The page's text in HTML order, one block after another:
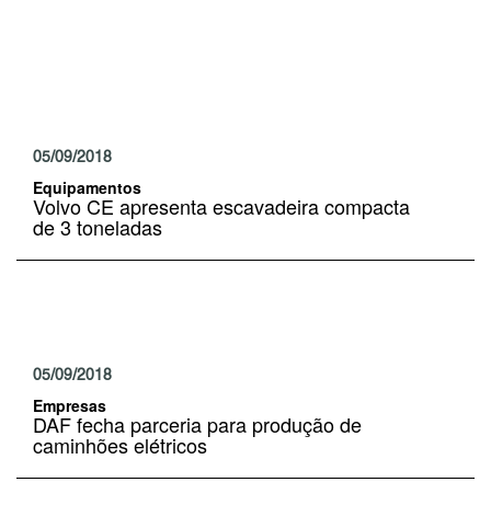
05/09/2018
Equipamentos
Volvo CE apresenta escavadeira compacta
de 3 toneladas
05/09/2018
Empresas
DAF fecha parceria para produção de
caminhões elétricos